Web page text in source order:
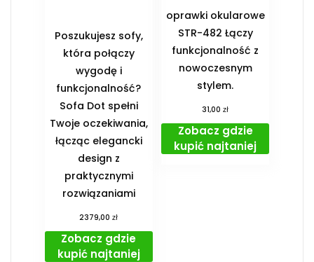
Poszukujesz sofy,
która połączy
wygodę i
funkcjonalność?
Sofa Dot spełni
Twoje oczekiwania,
łącząc elegancki
design z
praktycznymi
rozwiązaniami
2379,00zł
Zobacz gdzie
kupić najtaniej
oprawki okularowe
STR-482 Łączy
funkcjonalność z
nowoczesnym
stylem.
31,00zł
Zobacz gdzie
kupić najtaniej